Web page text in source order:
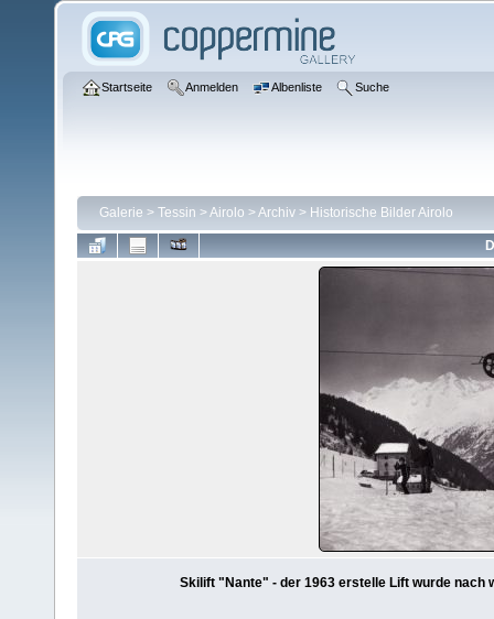
Startseite Anmelden Albenliste Suche
Galerie > Tessin >Airolo >Archiv > Historische Bilder Airolo
Skilift "Nante" - der 1963 erstelle Lift wurde nach